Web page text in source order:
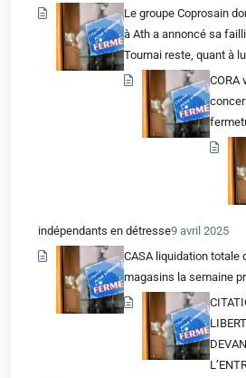
Le groupe Coprosain
à Ath a annoncé sa
Tournai reste, quant à
CORA
indépendants en détresse9 avril 2025
CASA liquidation totale
magasins la semaine